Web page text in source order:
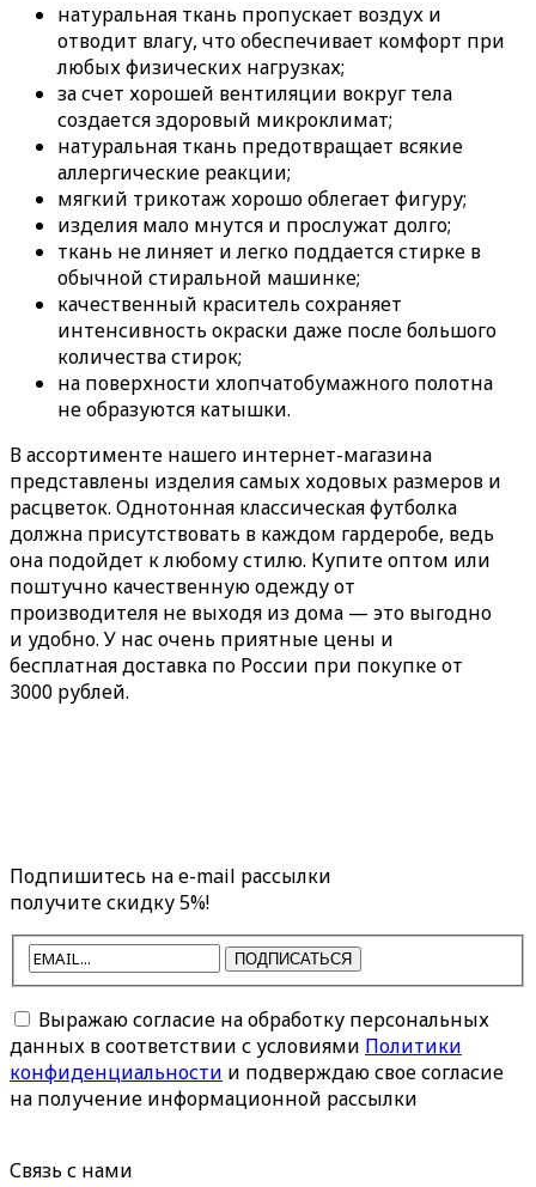
натуральная ткань пропускает воздух и
отводит влагу, что обеспечивает комфорт при
любых физических нагрузках;
за счет хорошей вентиляции вокруг тела
создается здоровый микроклимат;
натуральная ткань предотвращает всякие
аллергические реакции;
мягкий трикотаж хорошо облегает фигуру;
изделия мало мнутся и прослужат долго;
ткань не линяет и легко поддается стирке в
обычной стиральной машинке;
качественный краситель сохраняет
интенсивность окраски даже после большого
количества стирок;
на поверхности хлопчатобумажного полотна
не образуются катышки.
В ассортименте нашего интернет-магазина
представлены изделия самых ходовых размеров и
расцветок. Однотонная классическая футболка
должна присутствовать в каждом гардеробе, ведь
она подойдет к любому стилю. Купите оптом или
поштучно качественную одежду от
производителя не выходя из дома — это выгодно
и удобно. У нас очень приятные цены и
бесплатная доставка по России при покупке от
3000 рублей.
Подпишитесь на e-mail рассылки
получите скидку 5%!
ПОДПИСАТЬСЯ
Выражаю согласие на обработку персональных
данных в соответствии с условиями Политики
конфиденциальности и подверждаю свое согласие
на получение информационной рассылки
Связь с нами